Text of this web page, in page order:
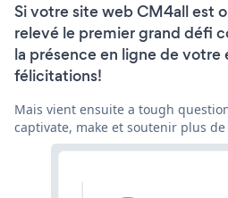
Si votre site web CM4all est
relevé le premier grand défi
la présence en ligne de
félicitations!
Mais vient ensuite a tough
captivate, make et soutenir plus